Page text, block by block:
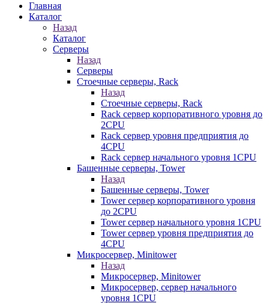
Главная
Каталог
Назад
Каталог
Серверы
Назад
Серверы
Стоечные серверы, Rack
Назад
Стоечные серверы, Rack
Rack сервер корпоративного уровня до
2CPU
Rack сервер уровня предприятия до
4CPU
Rack сервер начального уровня 1CPU
Башенные серверы, Tower
Назад
Башенные серверы, Tower
Tower сервер корпоративного уровня
до 2CPU
Tower сервер начального уровня 1CPU
Tower сервер уровня предприятия до
4CPU
Микросервер, Minitower
Назад
Микросервер, Minitower
Микросервер, сервер начального
уровня 1CPU